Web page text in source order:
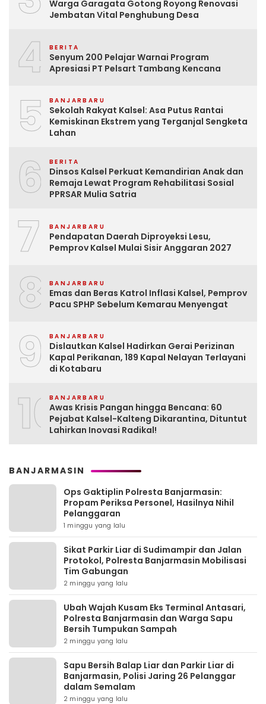
Warga Garagata Gotong Royong Renovasi
Jembatan Vital Penghubung Desa
4 BERITA
Senyum 200 Pelajar Warnai Program
Apresiasi PT Pelsart Tambang Kencana
5 BANJARBARU
Sekolah Rakyat Kalsel: Asa Putus Rantai
Kemiskinan Ekstrem yang Terganjal Sengketa
Lahan
6 BERITA
Dinsos Kalsel Perkuat Kemandirian Anak dan
Remaja Lewat Program Rehabilitasi Sosial
PPRSAR Mulia Satria
7 BANJARBARU
Pendapatan Daerah Diproyeksi Lesu,
Pemprov Kalsel Mulai Sisir Anggaran 2027
8 BANJARBARU
Emas dan Beras Katrol Inflasi Kalsel, Pemprov
Pacu SPHP Sebelum Kemarau Menyengat
9 BANJARBARU
Dislautkan Kalsel Hadirkan Gerai Perizinan
Kapal Perikanan, 189 Kapal Nelayan Terlayani
di Kotabaru
10BANJARBARU
Awas Krisis Pangan hingga Bencana: 60
Pejabat Kalsel-Kalteng Dikarantina, Dituntut
Lahirkan Inovasi Radikal!
BANJARMASIN
Ops Gaktiplin Polresta Banjarmasin:
Propam Periksa Personel, Hasilnya Nihil
Pelanggaran
1 minggu yang lalu
Sikat Parkir Liar di Sudimampir dan Jalan
Protokol, Polresta Banjarmasin Mobilisasi
Tim Gabungan
2 minggu yang lalu
Ubah Wajah Kusam Eks Terminal Antasari,
Polresta Banjarmasin dan Warga Sapu
Bersih Tumpukan Sampah
2 minggu yang lalu
Sapu Bersih Balap Liar dan Parkir Liar di
Banjarmasin, Polisi Jaring 26 Pelanggar
dalam Semalam
2 minggu yang lalu